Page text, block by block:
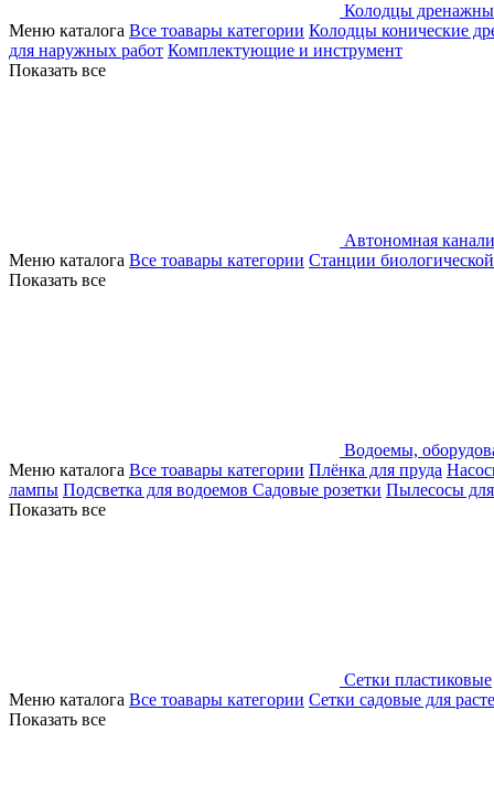
Колодцы
Меню каталога Все тоавары категории Колодцы конические
для наружных работ Комплектующие и инструмент
Показать все
Автономная
Меню каталога Все тоавары категории Станции
Показать все
Водоемы,
Меню каталога Все тоавары категории Плёнка для пруда
лампы Подсветка для водоемов Садовые розетки Пылесосы
Показать все
Сетки пластиковые
Меню каталога Все тоавары категории Сетки садовые для
Показать все